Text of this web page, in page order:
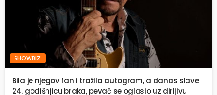
SHOWBIZ
Bila je njegov fan i tražila autogram, a danas slave
24. godišnjicu braka, pevač se oglasio uz dirljivu